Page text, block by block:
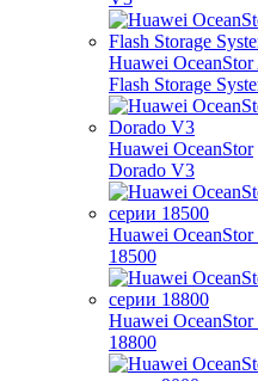
Huawei
Flash Storage
Huawei OceanStor
Dorado V3
Huawei OceanStor
18500
Huawei OceanStor
18800